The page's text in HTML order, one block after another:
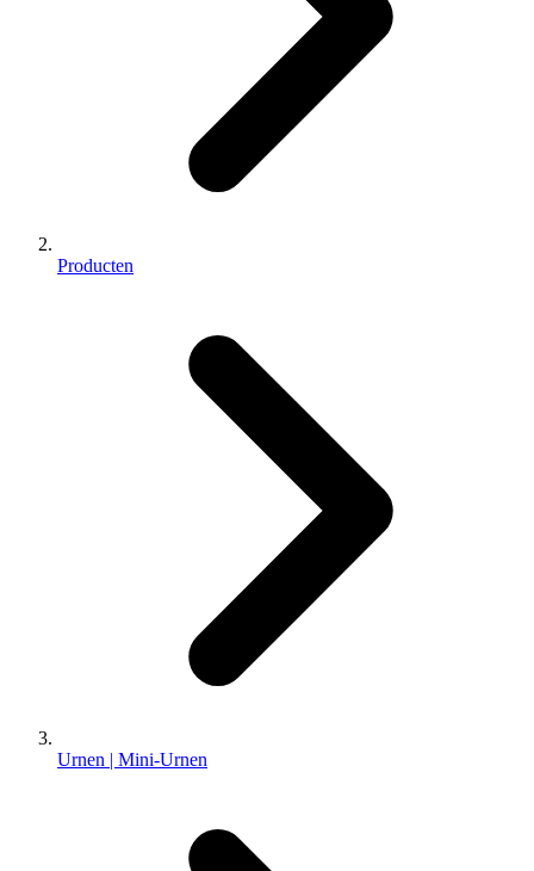
Producten
Urnen | Mini-Urnen